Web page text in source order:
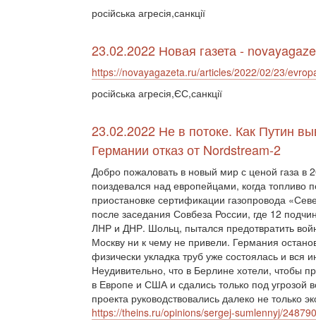
російська агресія,санкції
23.02.2022 Новая газета -
https://novayagazeta.ru/articles/2022/02/23/
російська агресія,ЄС,санкції
23.02.2022 Не в потоке. Как Путин
Германии отказ от Nordstream-2
Добро пожаловать в новый мир с ценой газа в
поиздевался над европейцами, когда топливо
приостановке сертификации газопровода
после заседания Совбеза России, где 12
ЛНР и ДНР. Шольц, пытался предотвратить
Москву ни к чему не привели. Германия
физически укладка труб уже состоялась и
Неудивительно, что в Берлине хотели, чтобы
в Европе и США и сдались только под
проекта руководствовались далеко не только
https://theins.ru/opinions/sergej-sumlennyj/248790